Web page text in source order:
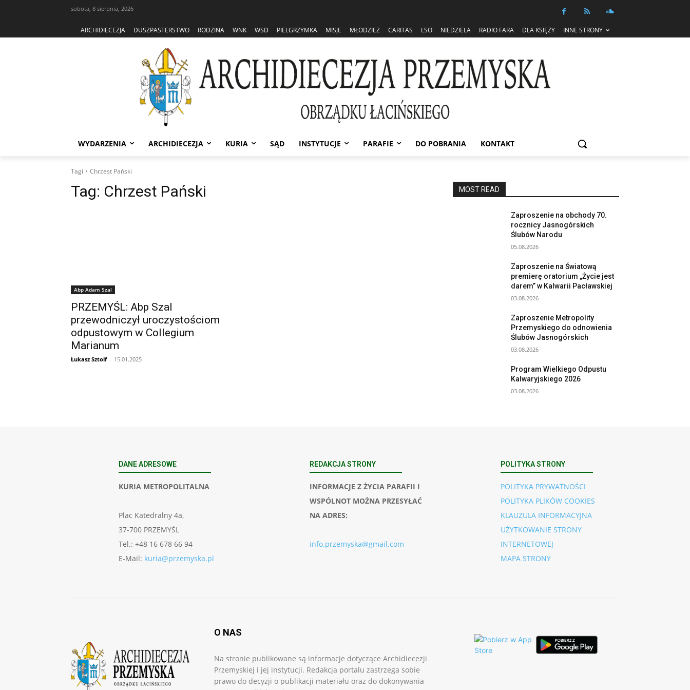
sobota, 8 sierpnia, 2026
ARCHIDIECEZJA DUSZPASTERSTWO RODZINA WNK WSD PIELGRZYMKA MISJE MŁODZIEŻ CARITAS LSO NIEDZIELA RADIO FARA DLA KSIĘŻY INNE STRONY
WYDARZENIA ARCHIDIECEZJA KURIA SĄD INSTYTUCJE PARAFIE DO POBRANIA KONTAKT
Tagi Chrzest Pański
Tag: Chrzest Pański
Abp Adam Szal
PRZEMYŚL: Abp Szal
przewodniczył uroczystościom
odpustowym w Collegium
Marianum
Łukasz Sztolf - 15.01.2025
MOST READ
Zaproszenie na obchody 70.
rocznicy Jasnogórskich
Ślubów Narodu
05.08.2026
Zaproszenie na Światową
premierę oratorium „Życie jest
darem” w Kalwarii Pacławskiej
03.08.2026
Zaproszenie Metropolity
Przemyskiego do odnowienia
Ślubów Jasnogórskich
03.08.2026
Program Wielkiego Odpustu
Kalwaryjskiego 2026
03.08.2026
DANE ADRESOWE
KURIA METROPOLITALNA
Plac Katedralny 4a,
37-700 PRZEMYŚL
Tel.: +48 16 678 66 94
E-Mail: kuria@przemyska.pl
REDAKCJA STRONY
INFORMACJE Z ŻYCIA PARAFII I
WSPÓLNOT MOŻNA PRZESYŁAĆ
NA ADRES:
info.przemyska@gmail.com
POLITYKA STRONY
POLITYKA PRYWATNOŚCI
POLITYKA PLIKÓW COOKIES
KLAUZULA INFORMACYJNA
UŻYTKOWANIE STRONY
INTERNETOWEJ
MAPA STRONY
O NAS
Na stronie publikowane są informacje dotyczące Archidiecezji
Przemyskiej i jej instytucji. Redakcja portalu zastrzega sobie
prawo do decyzji o publikacji materiału oraz do dokonywania